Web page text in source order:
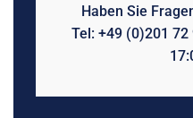
Haben Sie
Tel: +49 (0)201